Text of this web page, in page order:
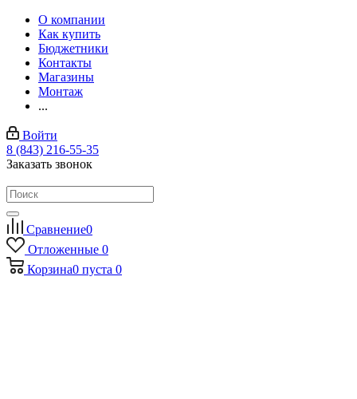
О компании
Как купить
Бюджетники
Контакты
Магазины
Монтаж
...
Войти
8 (843) 216-55-35
Заказать звонок
Сравнение0
Отложенные 0
Корзина0 пуста 0